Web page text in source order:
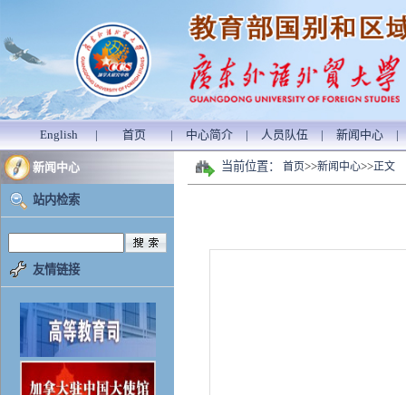
English | 首页 | 中心简介 | 人员队伍 | 新闻中心 |
新闻中心
站内检索
友情链接
当前位置： 首页>>新闻中心>>正文